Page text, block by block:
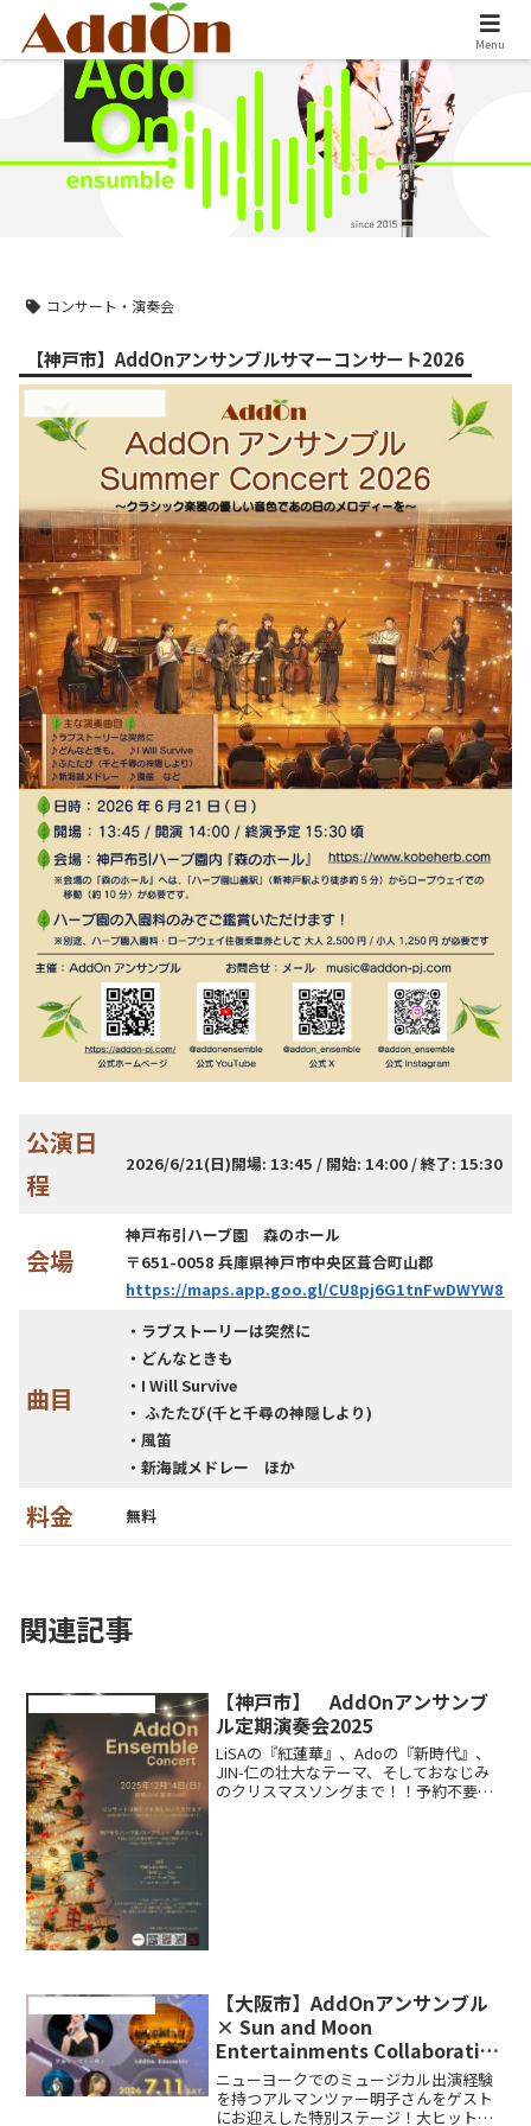
コンサート・演奏会
【神戸市】AddOnアンサンブルサマーコンサート2026
公演日
程
2026/6/21(日)開場: 13:45 / 開始: 14:00 / 終了: 15:30
会場
神戸布引ハーブ園 森のホール
〒651-0058 兵庫県神戸市中央区葺合町山郡
https://maps.app.goo.gl/CU8pj6G1tnFwDWYW8
曲目
・ラブストーリーは突然に
・どんなときも
・I Will Survive
・ ふたたび(千と千尋の神隠しより)
・風笛
・新海誠メドレー ほか
料金 無料
関連記事
【神戸市】 AddOnアンサンブ
ル定期演奏会2025
LiSAの『紅蓮華』、Adoの『新時代』、
JIN-仁の壮大なテーマ、そしておなじみ
のクリスマスソングまで！！予約不要！
【大阪市】AddOnアンサンブル
× Sun and Moon
Entertainments Collaborative
Concert
ニューヨークでのミュージカル出演経験
を持つアルマンツァー明子さんをゲスト
にお迎えした特別ステージ！大ヒットミ
Menu